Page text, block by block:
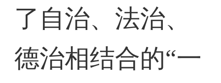
了自治、法治、
德治相结合的“一